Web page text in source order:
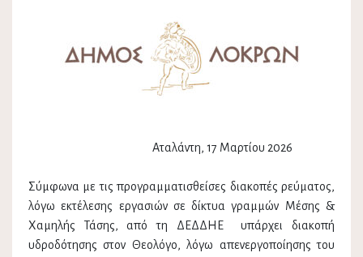
Αταλάντη, 17 Μαρτίου 2026
Σύμφωνα με τις προγραμματισθείσες διακοπές ρεύματος,
λόγω εκτέλεσης εργασιών σε δίκτυα γραμμών Μέσης &
Χαμηλής Τάσης, από τη ΔΕΔΔΗΕ υπάρχει διακοπή
υδροδότησης στον Θεολόγο, λόγω απενεργοποίησης του